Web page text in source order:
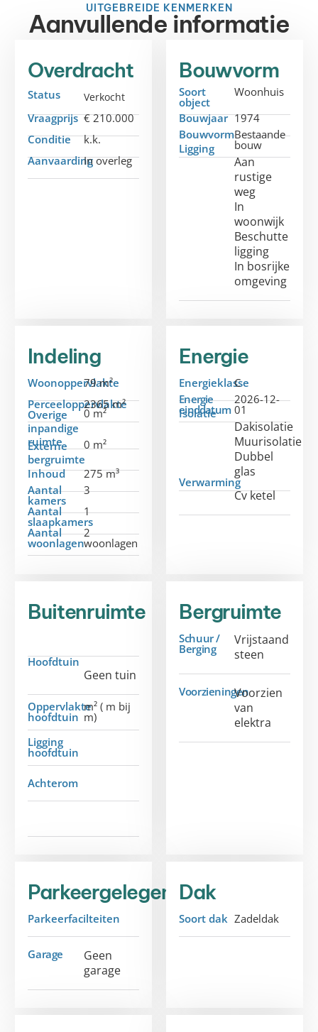
UITGEBREIDE KENMERKEN
Aanvullende informatie
Overdracht
Status Verkocht
Vraagprijs € 210.000
Conditie
k.k.
AanvaardingIn overleg
Bouwvorm
Soort
object
Woonhuis
Bouwjaar 1974
BouwvormBestaande
bouw
Ligging
Aan
rustige
weg
In
woonwijk
Beschutte
ligging
In bosrijke
omgeving
Indeling
Woonoppervlakte
79 m²
Perceeloppervlakte
2365 m²
Overige
inpandige
ruimte
0 m²
Externe
bergruimte
0 m²
Inhoud
275 m³
Aantal
kamers
3
Aantal
slaapkamers
1
Aantal
woonlagen
2
woonlagen
Energie
Energieklasse
C
Energie
einddatum
2026-12-
01
Isolatie
Dakisolatie
Muurisolatie
Dubbel
glas
Verwarming
Cv ketel
Buitenruimte
Hoofdtuin
Geen tuin
Oppervlakte
hoofdtuin
m² ( m bij
m)
Ligging
hoofdtuin
Achterom
Bergruimte
Schuur /
Berging
Vrijstaand
steen
VoorzieningenVoorzien
van
elektra
Parkeergelegenheid
Parkeerfacilteiten
Garage
Geen
garage
Dak
Soort dak Zadeldak